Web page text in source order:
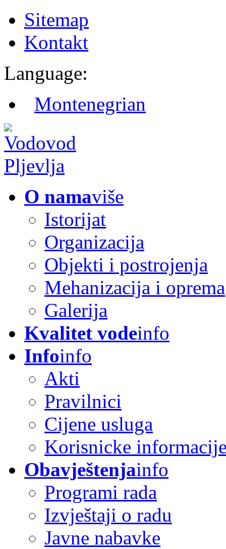
Sitemap
Kontakt
Language:
Montenegrian
O namaviše
Istorijat
Organizacija
Objekti i postrojenja
Mehanizacija i oprema
Galerija
Kvalitet vodeinfo
Infoinfo
Akti
Pravilnici
Cijene usluga
Korisnicke
Obavještenjainfo
Programi rada
Izvještaji o radu
Javne nabavke